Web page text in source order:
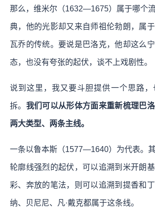
那么，维米尔（1632—1675）属于哪个
典，他的光影却又来自师祖伦勃朗，属
瓦乔的传统。要说是巴洛克，他却这么
态，也没有夸张的起伏，谈不上戏剧性。
说到这里，我又要斗胆提供一个思路
拆。 我们可以从形体方面来重新梳理巴
两大类型、两条主线。
一条以鲁本斯（1577—1640）为代表。其
轮廓线强烈的起伏，可以追溯到米开朗
彩、奔放的笔法，则可以追溯到提香和
纳、贝尼尼、凡·戴克都属于这条线。